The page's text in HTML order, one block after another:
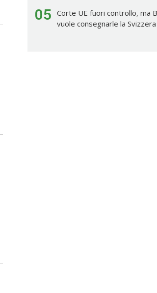
05 Corte UE fuori controllo, ma
vuole consegnarle la Svizzera